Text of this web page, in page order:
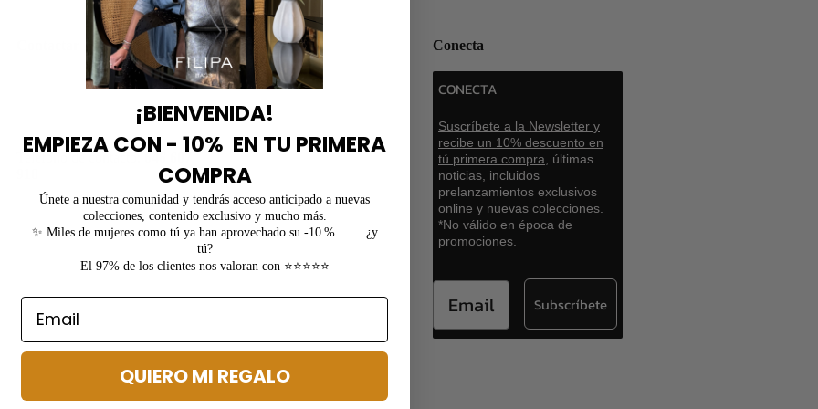
Servicio de atención al cliente
Mi cuenta
Mi cuenta
Conecta
CONECTA
Suscríbete a la Newsletter y
recibe un 10% descuento en
tú primera compra,
últimas
noticias, incluidos
prelanzamientos exclusivos
online y nuevas colecciones.
*No válido en época de
promociones.
Email Subscríbete
¡BIENVENIDA!
EMPIEZA CON - 10% EN TU PRIMERA
COMPRA
Únete a nuestra comunidad y tendrás acceso anticipado a nuevas
colecciones, contenido exclusivo y mucho más.
✨ Miles de mujeres como tú ya han aprovechado su -10 %… ¿y
tú?
El 97% de los clientes nos valoran con ⭐⭐⭐⭐⭐
QUIERO MI REGALO